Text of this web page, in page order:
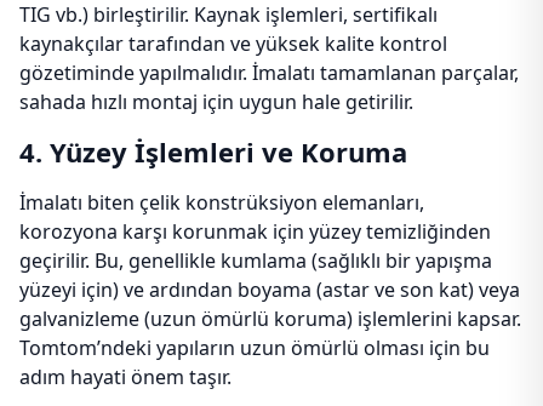
TIG vb.) birleştirilir. Kaynak işlemleri, sertifikalı
kaynakçılar tarafından ve yüksek kalite kontrol
gözetiminde yapılmalıdır. İmalatı tamamlanan parçalar,
sahada hızlı montaj için uygun hale getirilir.
4. Yüzey İşlemleri ve Koruma
İmalatı biten çelik konstrüksiyon elemanları,
korozyona karşı korunmak için yüzey temizliğinden
geçirilir. Bu, genellikle kumlama (sağlıklı bir yapışma
yüzeyi için) ve ardından boyama (astar ve son kat) veya
galvanizleme (uzun ömürlü koruma) işlemlerini kapsar.
Tomtom’ndeki yapıların uzun ömürlü olması için bu
adım hayati önem taşır.